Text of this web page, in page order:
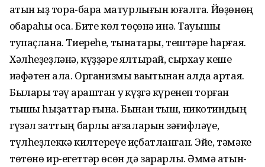
ҡатын ҡыҙ тора-бара матурлығын юғалта. Йөҙөнөң
ҡобараһы оса. Бите көл төҫөнә инә. Тауышы
тупаҫлана. Тиереһе, тынаҡтары, тештәре һарғая.
Хәлһеҙеҙләнә, күҙҙәре ялтырай, сырхау кеше
ҡиәфәтен ала. Организмы ваҡытынан алда ҡартая.
Былары тәү ҡараштан уҡ күҙгә күренеп торған
тышҡы һыҙаттар ғына. Бынан тыш, никотиндың
гүзәл заттың барлыҡ ағзаларын зәғифләүе,
түлһеҙлеккә килтереүе иҫбатланған. Эйе, тәмәке
төтөнө ир-егеттәр өсөн дә зарарлы. Әммә ҡатын-